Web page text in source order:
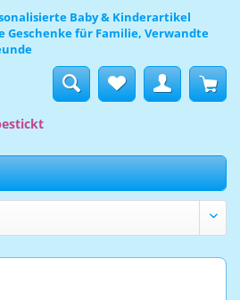
Baby & Kinderartikel
Geschenke für Familie, Verwandte